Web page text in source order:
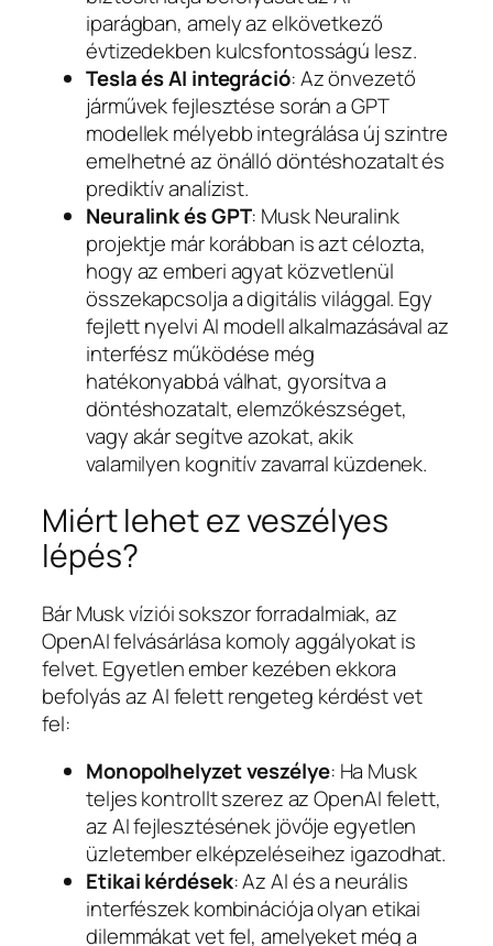
iparágban, amely az elkövetkező
évtizedekben kulcsfontosságú lesz.
Tesla és AI integráció: Az önvezető
járművek fejlesztése során a GPT
modellek mélyebb integrálása új szintre
emelhetné az önálló döntéshozatalt és
prediktív analízist.
Neuralink és GPT: Musk Neuralink
projektje már korábban is azt célozta,
hogy az emberi agyat közvetlenül
összekapcsolja a digitális világgal. Egy
fejlett nyelvi AI modell alkalmazásával az
interfész működése még
hatékonyabbá válhat, gyorsítva a
döntéshozatalt, elemzőkészséget,
vagy akár segítve azokat, akik
valamilyen kognitív zavarral küzdenek.
Miért lehet ez veszélyes
lépés?
Bár Musk víziói sokszor forradalmiak, az
OpenAI felvásárlása komoly aggályokat is
felvet. Egyetlen ember kezében ekkora
befolyás az AI felett rengeteg kérdést vet
fel:
Monopolhelyzet veszélye: Ha Musk
teljes kontrollt szerez az OpenAI felett,
az AI fejlesztésének jövője egyetlen
üzletember elképzeléseihez igazodhat.
Etikai kérdések: Az AI és a neurális
interfészek kombinációja olyan etikai
dilemmákat vet fel, amelyeket még a